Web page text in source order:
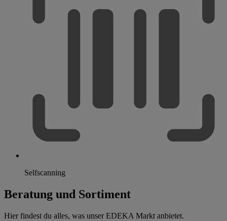
Selfscanning
Beratung und Sortiment
Hier findest du alles, was unser EDEKA Markt anbietet.